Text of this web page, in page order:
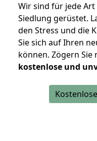
Wir sind für jede
Siedlung gerüstet.
den Stress und die
Sie sich auf Ihren
können. Zögern Sie
kostenlose und